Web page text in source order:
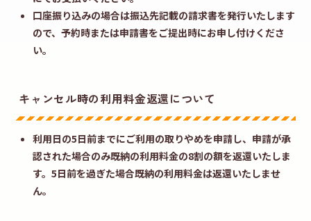
口座振り込みの場合は振込先記載の請求書を発行いたします
ので、予約時または申請書をご提出時にお申し付けくださ
い。
キャンセル時の利用料金返還について
利用日の5日前までにご利用の取りやめを申請し、申請が承
認された場合のみ既納の利用料金の8割の額を返還いたしま
す。5日前を過ぎた場合既納の利用料金は返還いたしませ
ん。